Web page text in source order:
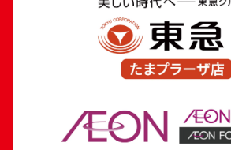
参考買取価格